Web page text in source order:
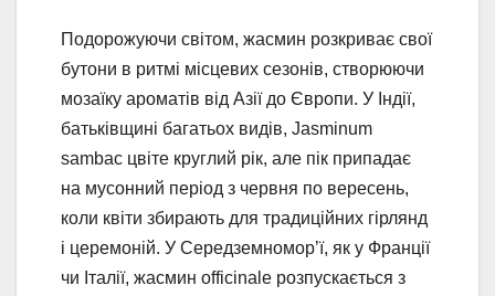
Подорожуючи світом, жасмин розкриває свої
бутони в ритмі місцевих сезонів, створюючи
мозаїку ароматів від Азії до Європи. У Індії,
батьківщині багатьох видів, Jasminum
sambac цвіте круглий рік, але пік припадає
на мусонний період з червня по вересень,
коли квіти збирають для традиційних гірлянд
і церемоній. У Середземномор’ї, як у Франції
чи Італії, жасмин officinale розпускається з